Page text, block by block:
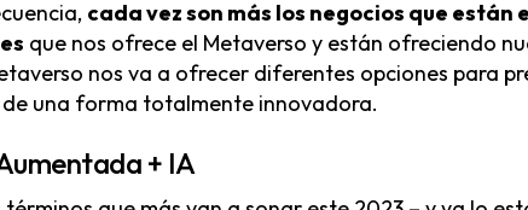
cada vez son más los negocios que
que nos ofrece el Metaverso y están ofreciendo
nos va a ofrecer diferentes opciones para
una forma totalmente innovadora.
+ IA